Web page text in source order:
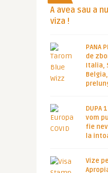
A avea sau a
viza !
PANA
de
Italia,
DUPA
vom
fie
la
Vize